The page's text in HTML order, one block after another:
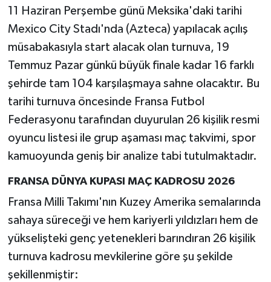
11 Haziran Perşembe günü Meksika'daki tarihi
Mexico City Stadı'nda (Azteca) yapılacak açılış
müsabakasıyla start alacak olan turnuva, 19
Temmuz Pazar günkü büyük finale kadar 16 farklı
şehirde tam 104 karşılaşmaya sahne olacaktır. Bu
tarihi turnuva öncesinde Fransa Futbol
Federasyonu tarafından duyurulan 26 kişilik resmi
oyuncu listesi ile grup aşaması maç takvimi, spor
kamuoyunda geniş bir analize tabi tutulmaktadır.
FRANSA DÜNYA KUPASI MAÇ KADROSU 2026
Fransa Milli Takımı'nın Kuzey Amerika semalarında
sahaya süreceği ve hem kariyerli yıldızları hem de
yükselişteki genç yetenekleri barındıran 26 kişilik
turnuva kadrosu mevkilerine göre şu şekilde
şekillenmiştir: